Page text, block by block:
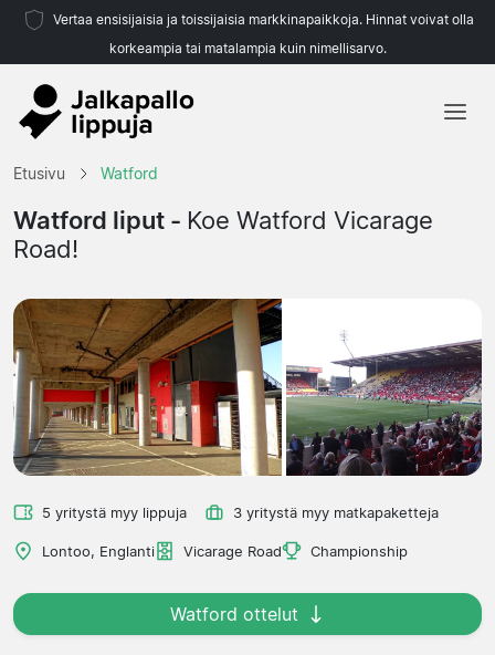
Vertaa ensisijaisia ja toissijaisia markkinapaikkoja. Hinnat voivat olla
korkeampia tai matalampia kuin nimellisarvo.
Joukkueet
Etusivu Watford
Watford liput - Koe Watford Vicarage
Road!
5 yritystä myy lippuja 3 yritystä myy matkapaketteja
Lontoo, Englanti Vicarage Road Championship
Watford ottelut